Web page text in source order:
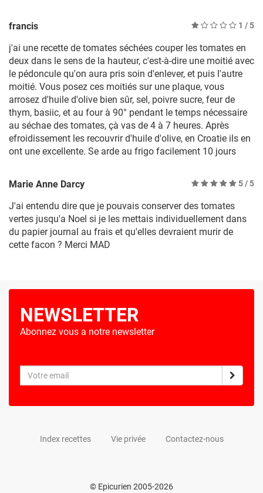
francis 1 / 5
j'ai une recette de tomates séchées couper les tomates en
deux dans le sens de la hauteur, c'est-à-dire une moitié avec
le pédoncule qu'on aura pris soin d'enlever, et puis l'autre
moitié. Vous posez ces moitiés sur une plaque, vous
arrosez d'huile d'olive bien sûr, sel, poivre sucre, feur de
thym, basiic, et au four à 90° pendant le temps nécessaire
au séchae des tomates, çà vas de 4 à 7 heures. Après
efroidissement les recouvrir d'huile d'olive, en Croatie ils en
ont une excellente. Se arde au frigo facilement 10 jours
Marie Anne Darcy 5/ 5
J'ai entendu dire que je pouvais conserver des tomates
vertes jusqu'a Noel si je les mettais individuellement dans
du papier journal au frais et qu'elles devraient murir de
cette facon ? Merci MAD
NEWSLETTER
Abonnez vous a notre newsletter
Index recettes Vie privée Contactez-nous
© Epicurien 2005-2026